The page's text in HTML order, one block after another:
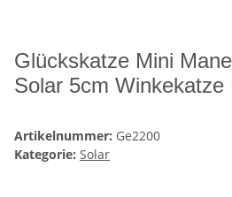
Glückskatze Mini
Solar 5cm Winkekatze
Artikelnummer: Ge2200
Kategorie: Solar